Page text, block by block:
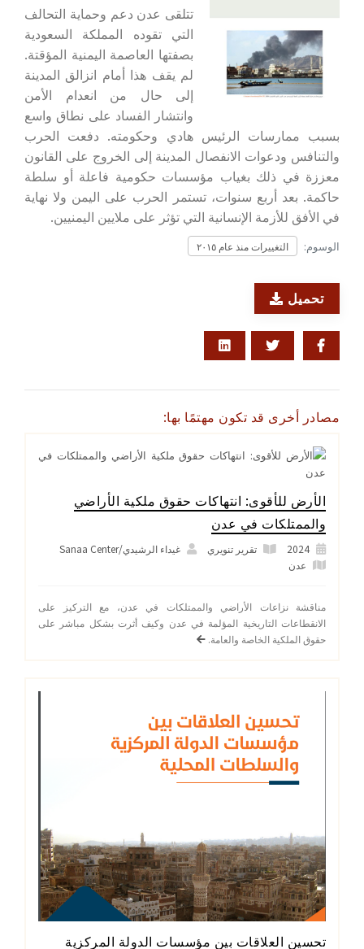
تتلقى عدن دعم وحماية التحالف
التي تقوده المملكة السعودية
بصفتها العاصمة اليمنية المؤقتة.
لم يقف هذا أمام انزالق المدينة
إلى حال من انعدام الأمن
وانتشار الفساد على نطاق واسع
بسبب ممارسات الرئيس هادي وحكومته. دفعت الحرب
والتنافس ودعوات الانفصال المدينة إلى الخروج على القانون
معززة في ذلك بغياب مؤسسات حكومية فاعلة أو سلطة
حاكمة. بعد أربع سنوات، تستمر الحرب على اليمن ولا نهاية
في الأفق للأزمة الإنسانية التي تؤثر على ملايين اليمنيين.
الوسوم: التغييرات منذ عام ٢٠١٥
تحميل
مصادر أخرى قد تكون مهتمًا بها:
الأرض للأقوى: انتهاكات حقوق ملكية الأراضي
والممتلكات في عدن
تقرير تنويري
غيداء الرشيدي/Sanaa Center
عدن
مناقشة نزاعات الأراضي والممتلكات في عدن، مع التركيز على
الانقطاعات التاريخية المؤلمة في عدن وكيف أثرت بشكل مباشر على
حقوق الملكية الخاصة والعامة.
تحسين العلاقات بين مؤسسات الدولة المركزية